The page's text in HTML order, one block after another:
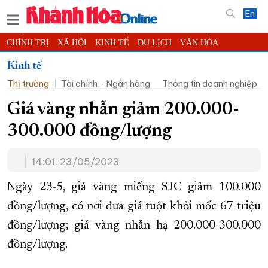
En
CHÍNH TRỊ XÃ HỘI KINH TẾ DU LỊCH VĂN HÓA
THỂ THAO
KHOA HỌC - CÔNG NGHỆ PHÁP LUẬT BẠN ĐỌC PHÓNG SỰ
THẾ GIỚI MULTIMEDIA VIDEO ĐỌC BÁO ONLINE
PODCAST THÔNG TIN - QUẢNG CÁO
TRƯỜNG SA BIỂN ĐẢO QUÊ HƯƠNG
CHUNG TAY CẢI CÁCH HÀNH CHÍNH
XÂY DỰNG NÔNG THÔN MỚI LỊCH CẮT ĐIỆN
TÀU - XE - MÁY BAY
KỶ NIỆM 370 NĂM XÂY DỰNG VÀ PHÁT TRIỂN TỈNH KHÁNH HÒA
Kinh tế
Thị trường
Tài chính - Ngân hàng Thông tin doanh nghiệp
Giá vàng nhẫn giảm 200.000-
300.000 đồng/lượng
14:01, 23/05/2023
Ngày 23-5, giá vàng miếng SJC giảm 100.000
đồng/lượng, có nơi đưa giá tuột khỏi mốc 67 triệu
đồng/lượng; giá vàng nhẫn hạ 200.000-300.000
đồng/lượng.